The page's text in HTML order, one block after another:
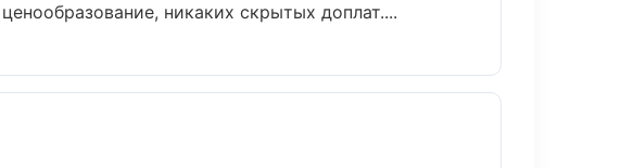
никаких скрытых доплат....